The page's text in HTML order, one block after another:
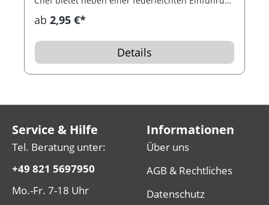
wirklich nutzbarer Tipps für den geplagten
Bücher sind Beispiele. Aktuell lieferbare Bücher
ohne Preisbindung in diesem Genre bitte
anfragen. Logoanbringung per Etikett oder
Stempel.
ab 2,95 €*
Details
Service & Hilfe
Tel. Beratung unter:
+49 821 5697950
Mo.-Fr. 7-18 Uhr
Informationen
Über uns
AGB & Rechtliches
Datenschutz